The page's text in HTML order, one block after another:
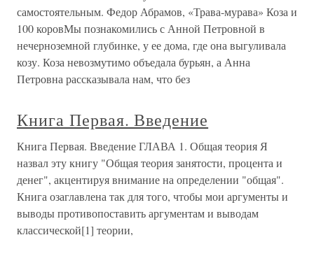
самостоятельным. Федор Абрамов, «Трава-мурава» Коза и
100 коровМы познакомились с Анной Петровной в
нечерноземной глубинке, у ее дома, где она выгуливала
козу. Коза невозмутимо объедала бурьян, а Анна
Петровна рассказывала нам, что без
Книга Первая. Введение
Книга Первая. Введение ГЛАВА 1. Общая теория Я
назвал эту книгу "Общая теория занятости, процента и
денег", акцентируя внимание на определении "общая".
Книга озаглавлена так для того, чтобы мои аргументы и
выводы противопоставить аргументам и выводам
классической[1] теории,